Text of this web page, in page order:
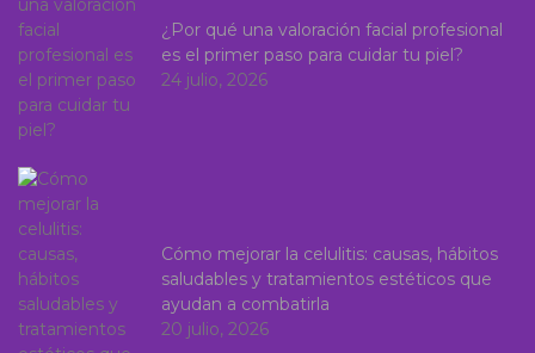
¿Por qué una valoración facial profesional
es el primer paso para cuidar tu piel?
24 julio, 2026
Cómo mejorar la celulitis: causas, hábitos
saludables y tratamientos estéticos que
ayudan a combatirla
20 julio, 2026